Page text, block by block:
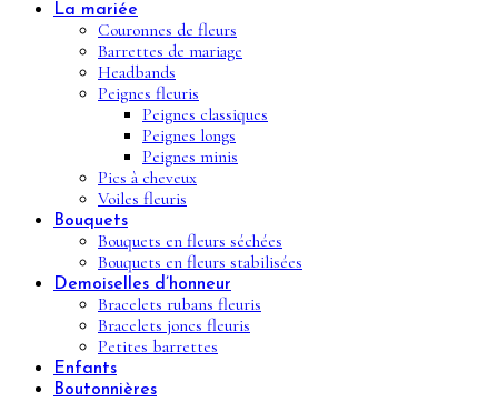
La mariée
Couronnes de fleurs
Barrettes de mariage
Headbands
Peignes fleuris
Peignes classiques
Peignes longs
Peignes minis
Pics à cheveux
Voiles fleuris
Bouquets
Bouquets en fleurs séchées
Bouquets en fleurs stabilisées
Demoiselles d’honneur
Bracelets rubans fleuris
Bracelets joncs fleuris
Petites barrettes
Enfants
Boutonnières